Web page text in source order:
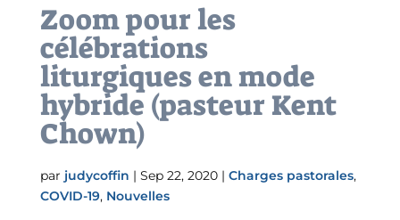
Zoom pour les
célébrations
liturgiques en mode
hybride (pasteur Kent
Chown)
par judycoffin | Sep 22, 2020| Charges pastorales,
COVID-19, Nouvelles